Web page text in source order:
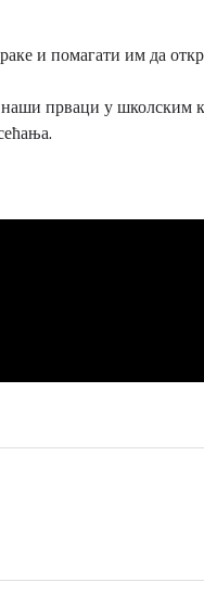
и помагати им да
прваци у школским